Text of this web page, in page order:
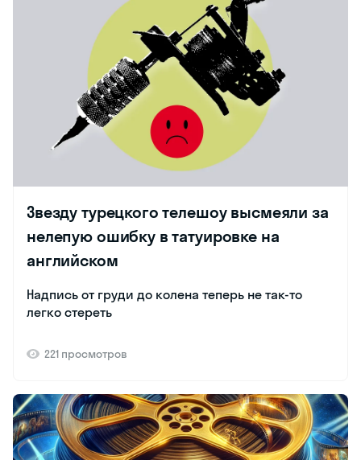
Звезду турецкого телешоу высмеяли за
нелепую ошибку в татуировке на
английском
Надпись от груди до колена теперь не так-то
легко стереть
221 просмотров